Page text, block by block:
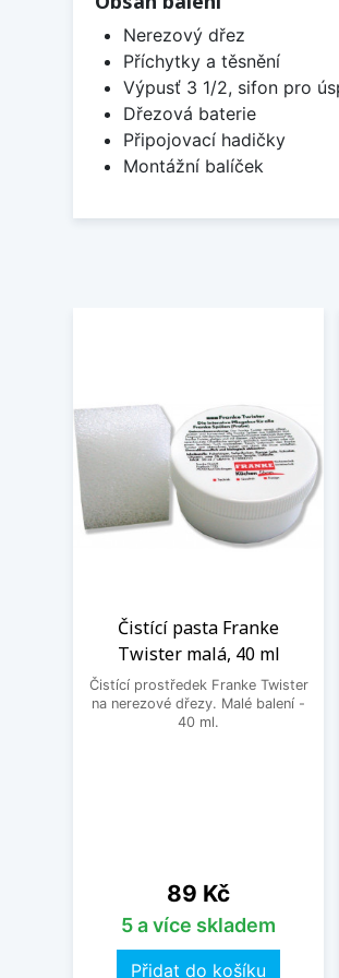
Nerezový dřez
Příchytky a těsnění
Výpusť 3 1/2, sifon pro
Dřezová baterie
Připojovací hadičky
Montážní balíček
Čistící pasta Franke
Twister malá, 40 ml
Čistící prostředek Franke Twister
na nerezové dřezy. Malé balení -
40 ml.
Cena
89 Kč
5 a více skladem
Přidat do košíku